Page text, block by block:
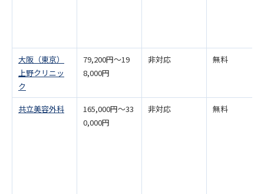
大阪（東京）
上野クリニッ
ク
79,200円～19
8,000円
非対応 無料
共立美容外科
165,000円～33
0,000円
非対応 無料